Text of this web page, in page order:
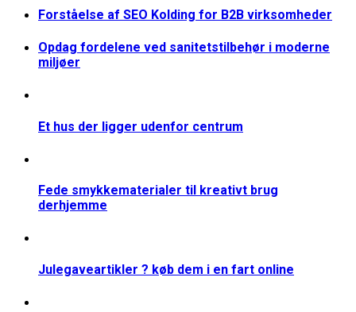
Forståelse af SEO Kolding for B2B virksomheder
Opdag fordelene ved sanitetstilbehør i moderne
miljøer
Et hus der ligger udenfor centrum
Fede smykkematerialer til kreativt brug
derhjemme
Julegaveartikler ? køb dem i en fart online